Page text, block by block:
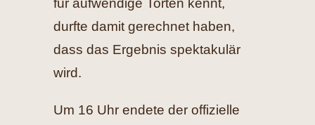
für aufwendige Torten kennt,
durfte damit gerechnet haben,
dass das Ergebnis spektakulär
wird.
Um 16 Uhr endete der offizielle